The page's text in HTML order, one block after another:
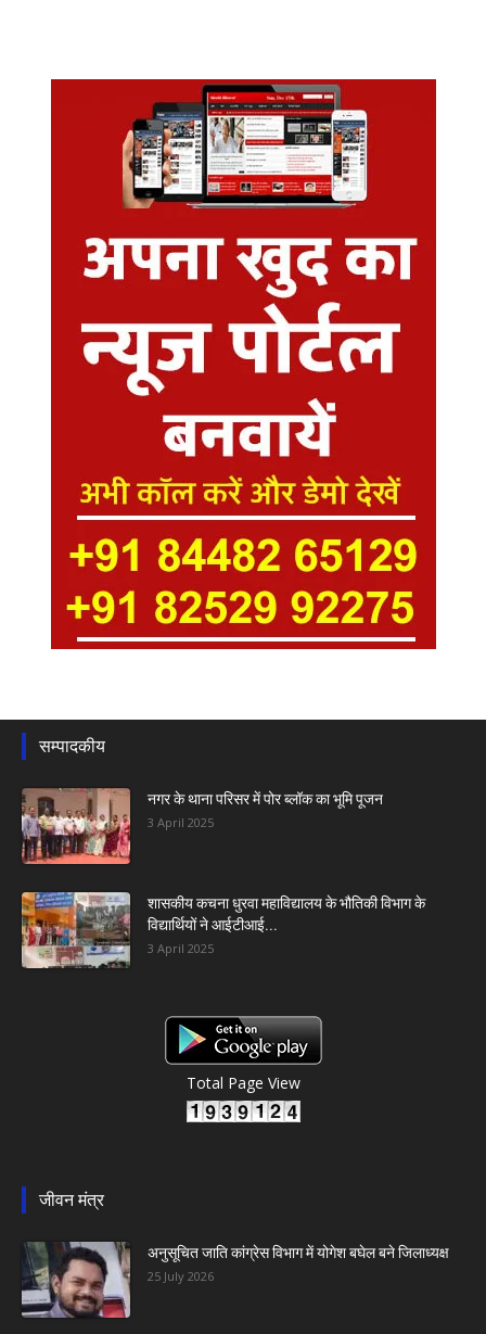
सम्पादकीय
नगर के थाना परिसर में पोर ब्लॉक का भूमि पूजन
3 April 2025
शासकीय कचना धुरवा महाविद्यालय के भौतिकी विभाग के
विद्यार्थियों ने आईटीआई...
3 April 2025
Total Page View
जीवन मंत्र
अनुसूचित जाति कांग्रेस विभाग में योगेश बघेल बने जिलाध्यक्ष
25 July 2026